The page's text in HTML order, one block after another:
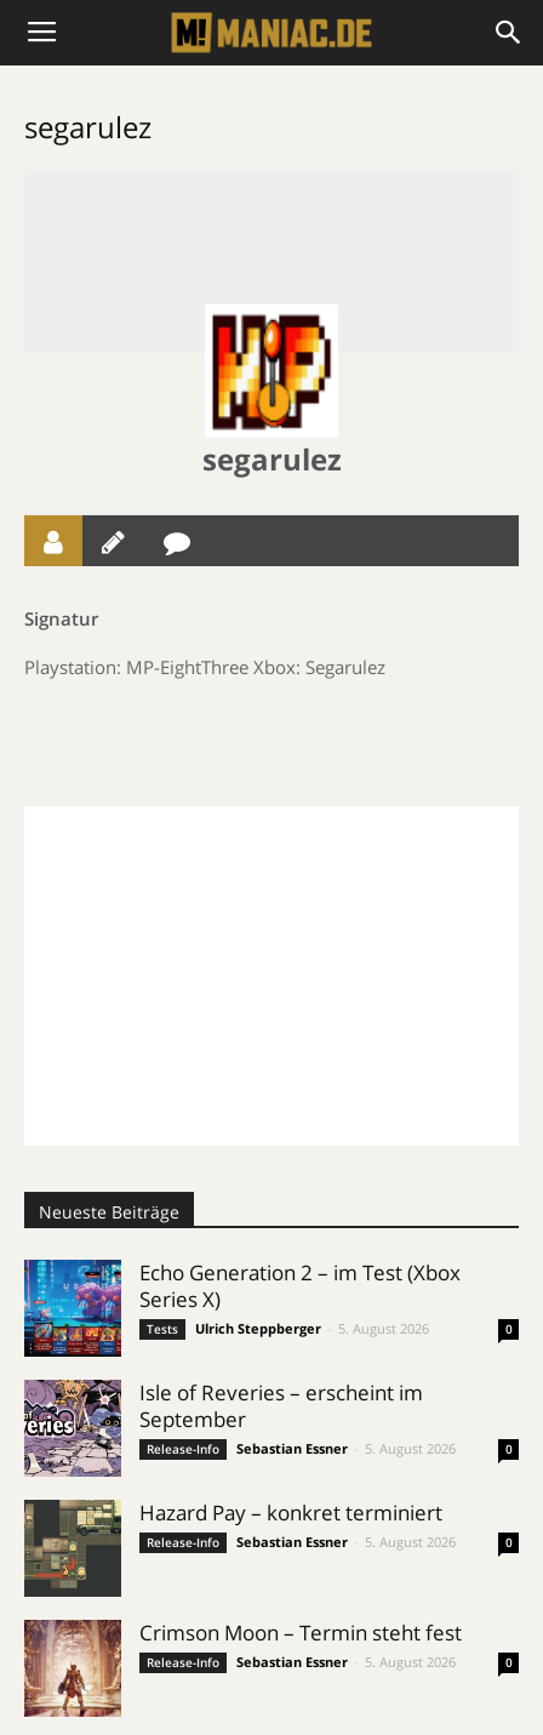
segarulez
segarulez
Signatur
Playstation: MP-EightThree Xbox: Segarulez
Neueste Beiträge
Echo Generation 2 – im Test (Xbox
Series X)
Tests Ulrich Steppberger 5. August 2026 0
Isle of Reveries – erscheint im
September
Release-Info Sebastian Essner 5. August 2026 0
Hazard Pay – konkret terminiert
Release-Info Sebastian Essner 5. August 2026 0
Crimson Moon – Termin steht fest
Release-Info Sebastian Essner 5. August 2026 0